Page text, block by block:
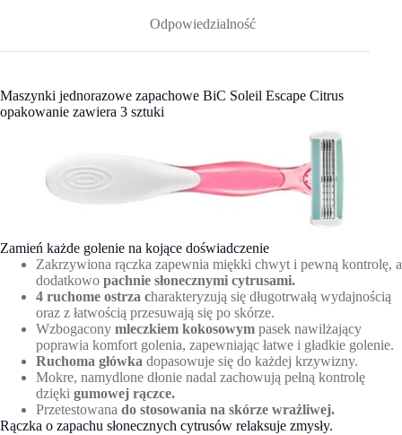
Odpowiedzialność
Maszynki jednorazowe zapachowe BiC Soleil Escape Citrus
opakowanie zawiera 3 sztuki
Zamień każde golenie na kojące doświadczenie
Zakrzywiona rączka zapewnia miękki chwyt i pewną kontrolę, a
dodatkowo pachnie słonecznymi cytrusami.
4 ruchome ostrza charakteryzują się długotrwałą wydajnością
oraz z łatwością przesuwają się po skórze.
Wzbogacony mleczkiem kokosowym pasek nawilżający
poprawia komfort golenia, zapewniając łatwe i gładkie golenie.
Ruchoma główka dopasowuje się do każdej krzywizny.
Mokre, namydlone dłonie nadal zachowują pełną kontrolę
dzięki gumowej rączce.
Przetestowana do stosowania na skórze wrażliwej.
Rączka o zapachu słonecznych cytrusów relaksuje zmysły.